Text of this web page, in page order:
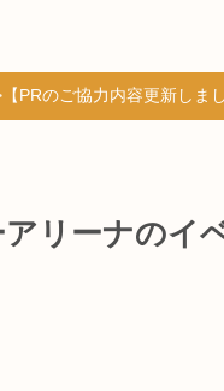
PRのご協力内容更新しま
リーナのイ